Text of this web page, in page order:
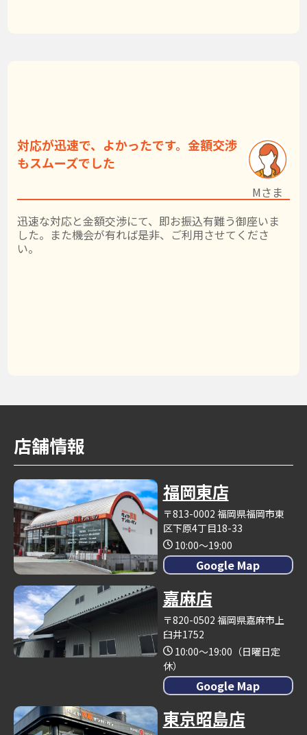
対応が迅速で、よかったです。金額交渉
もスムーズでした
迅速な対応と金額交渉にて、即お振込有難う御座いま
した。また機会が有れば是非、ご利用させてくださ
い。
Mさま
店舗情報
福岡東店
〒813-0002 福岡県福岡市東
区下原4丁目18-33
10:00～19:00
Google Map
嘉麻店
〒820-0502 福岡県嘉麻市上
臼井1752
10:00～19:00（日曜日定
休）
Google Map
東京昭島店